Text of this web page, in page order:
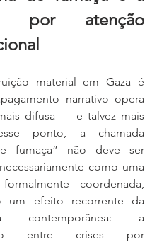
por atenção
material em Gaza é
narrativo opera
difusa — e talvez mais
ponto, a chamada
fumaça” não deve ser
como uma
coordenada,
um efeito recorrente da
contemporânea: a
entre crises por